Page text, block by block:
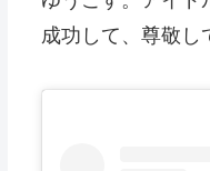
成功して、尊敬し